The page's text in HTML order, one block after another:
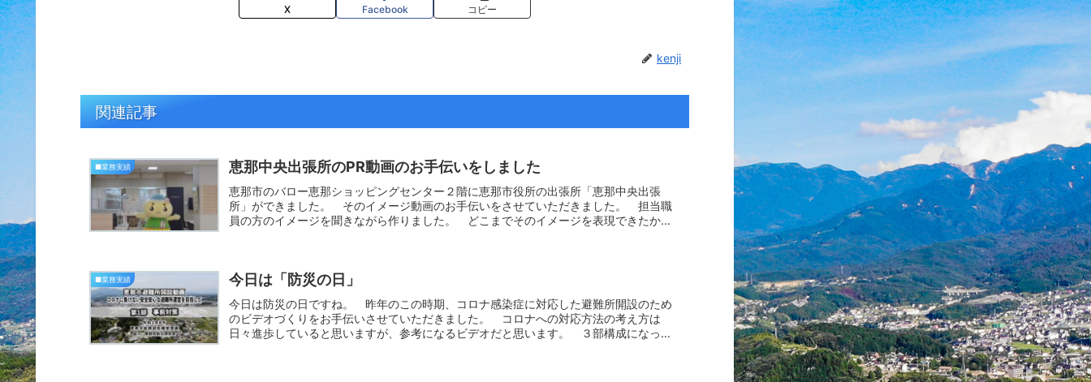
X Facebook コピー
kenji
関連記事
■業務実績 恵那中央出張所のPR動画のお手伝いをしました
恵那市のバロー恵那ショッピングセンター２階に恵那市役所の出張所「恵那中央出張
所」ができました。 そのイメージ動画のお手伝いをさせていただきました。 担当職
員の方のイメージを聞きながら作りました。 どこまでそのイメージを表現できたかは
■業務実績 今日は「防災の日」
今日は防災の日ですね。 昨年のこの時期、コロナ感染症に対応した避難所開設のため
のビデオづくりをお手伝いさせていただきました。 コロナへの対応方法の考え方は
日々進歩していると思いますが、参考になるビデオだと思います。 ３部構成になって